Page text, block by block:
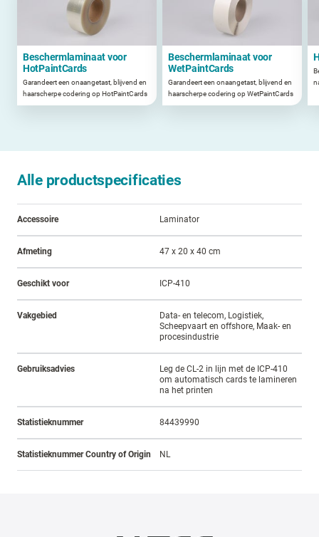
Beschermlaminaat voor
HotPaintCards
Garandeert een onaangetast, blijvend en
haarscherpe codering op HotPaintCards
Beschermlaminaat voor
WetPaintCards
Garandeert een onaangetast, blijvend en
haarscherpe codering op WetPaintCards
Alle productspecificaties
Accessoire Laminator
Afmeting 47 x 20 x 40 cm
Geschikt voor ICP-410
Vakgebied
Data- en telecom, Logistiek,
Scheepvaart en offshore, Maak- en
procesindustrie
Gebruiksadvies
Leg de CL-2 in lijn met de ICP-410
om automatisch cards te lamineren
na het printen
Statistieknummer 84439990
Statistieknummer Country of Origin NL